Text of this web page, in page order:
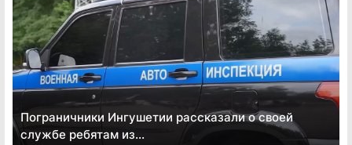
Пограничники Ингушетии рассказали о своей
службе ребятам из...